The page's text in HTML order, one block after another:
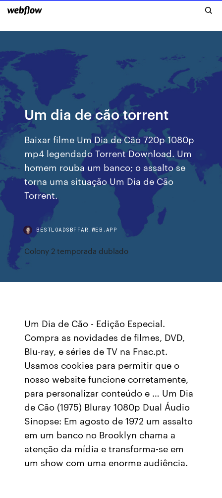
Um dia de cão torrent
Baixar filme Um Dia de Cão 720p 1080p
mp4 legendado Torrent Download. Um
homem rouba um banco; o assalto se
torna uma situação Um Dia de Cão
Torrent.
BESTLOADSBFFAR.WEB.APP
Colony 2 temporada dublado
Um Dia de Cão - Edição Especial.
Compra as novidades de filmes, DVD,
Blu-ray, e séries de TV na Fnac.pt.
Usamos cookies para permitir que o
nosso website funcione corretamente,
para personalizar conteúdo e … Um Dia
de Cão (1975) Bluray 1080p Dual Áudio
Sinopse: Em agosto de 1972 um assalto
em um banco no Brooklyn chama a
atenção da mídia e transforma-se em
um show com uma enorme audiência.